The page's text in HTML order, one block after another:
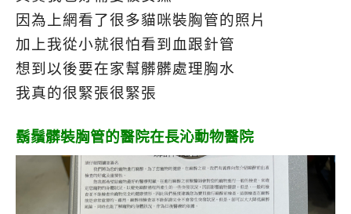
因為上網看了很多貓咪裝胸管的照片
加上我從小就很怕看到血跟針管
想到以後要在家幫髒髒處理胸水
我真的很緊張很緊張
鬍鬚髒裝胸管的醫院在長沁動物醫院